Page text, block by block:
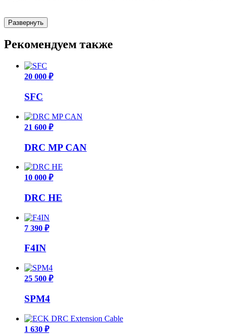
Развернуть
Рекомендуем также
20 000 ₽
SFC
21 600 ₽
DRC MP CAN
10 000 ₽
DRC HE
7 390 ₽
F4IN
25 500 ₽
SPM4
1 630 ₽